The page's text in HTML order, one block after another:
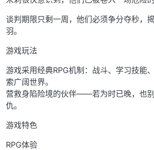
谈判期限只剩一周，他们必须争分夺秒，
羽。
游戏玩法
游戏采用经典RPG机制：战斗、学习技能
索广阔世界。
营救身陷险境的伙伴——若为时已晚，也
仇。
游戏特色
RPG体验